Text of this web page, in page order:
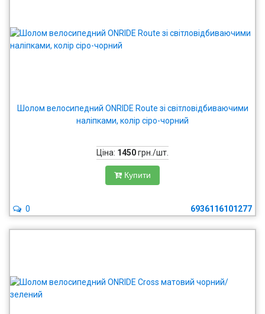
Шолом велосипедний ONRIDE Route зі світловідбиваючими
наліпками, колір сіро-чорний
Ціна: 1450грн./шт.
Купити
6936116101277
0